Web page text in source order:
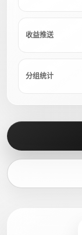
收益推送
分组统计